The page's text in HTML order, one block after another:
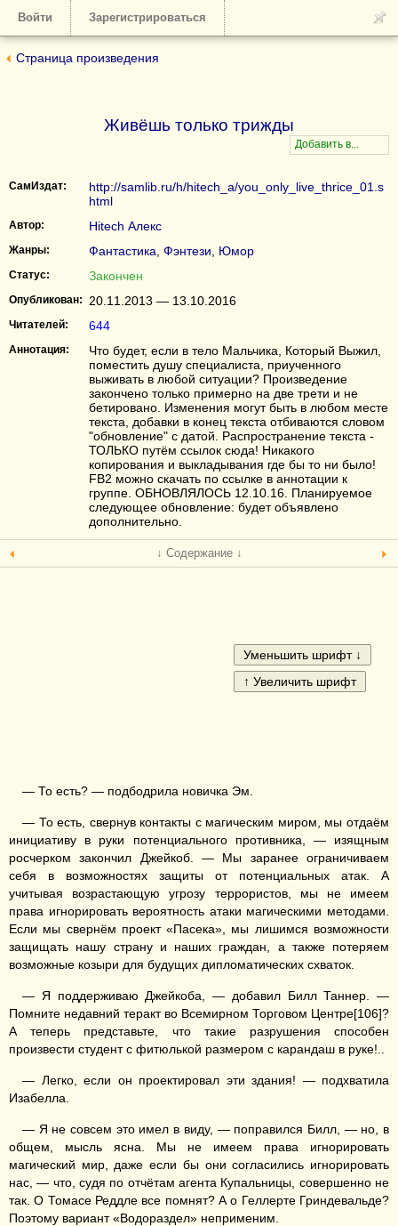
Войти Зарегистрироваться
Страница произведения
Живёшь только трижды
СамИздат:
http://samlib.ru/h/hitech_a/you_only_live_thrice_01.s
html
Автор: Hitech Алекс
Жанры: Фантастика Фэнтези Юмор
Статус: Закончен
Опубликован: 20.11.2013 — 13.10.2016
Читателей: 644
Аннотация:
Что будет, если в тело Мальчика, Который Выжил,
поместить душу специалиста, приученного
выживать в любой ситуации? Произведение
закончено только примерно на две трети и не
бетировано. Изменения могут быть в любом месте
текста, добавки в конец текста отбиваются словом
"обновление" с датой. Распространение текста -
ТОЛЬКО путём ссылок сюда! Никакого
копирования и выкладывания где бы то ни было!
FB2 можно скачать по ссылке в аннотации к
группе. ОБНОВЛЯЛОСЬ 12.10.16. Планируемое
следующее обновление: будет объявлено
дополнительно.
↓ Содержание ↓
— То есть? — подбодрила новичка Эм.
— То есть, свернув контакты с магическим миром, мы отдаём
инициативу в руки потенциального противника, — изящным
росчерком закончил Джейкоб. — Мы заранее ограничиваем
себя в возможностях защиты от потенциальных атак. А
учитывая возрастающую угрозу террористов, мы не имеем
права игнорировать вероятность атаки магическими методами.
Если мы свернём проект «Пасека», мы лишимся возможности
защищать нашу страну и наших граждан, а также потеряем
возможные козыри для будущих дипломатических схваток.
— Я поддерживаю Джейкоба, — добавил Билл Таннер. —
Помните недавний теракт во Всемирном Торговом Центре[106]?
А теперь представьте, что такие разрушения способен
произвести студент с фитюлькой размером с карандаш в руке!..
— Легко, если он проектировал эти здания! — подхватила
Изабелла.
— Я не совсем это имел в виду, — поправился Билл, — но, в
общем, мысль ясна. Мы не имеем права игнорировать
магический мир, даже если бы они согласились игнорировать
нас, — что, судя по отчётам агента Купальницы, совершенно не
так. О Томасе Реддле все помнят? А о Геллерте Гриндевальде?
Поэтому вариант «Водораздел» неприменим.